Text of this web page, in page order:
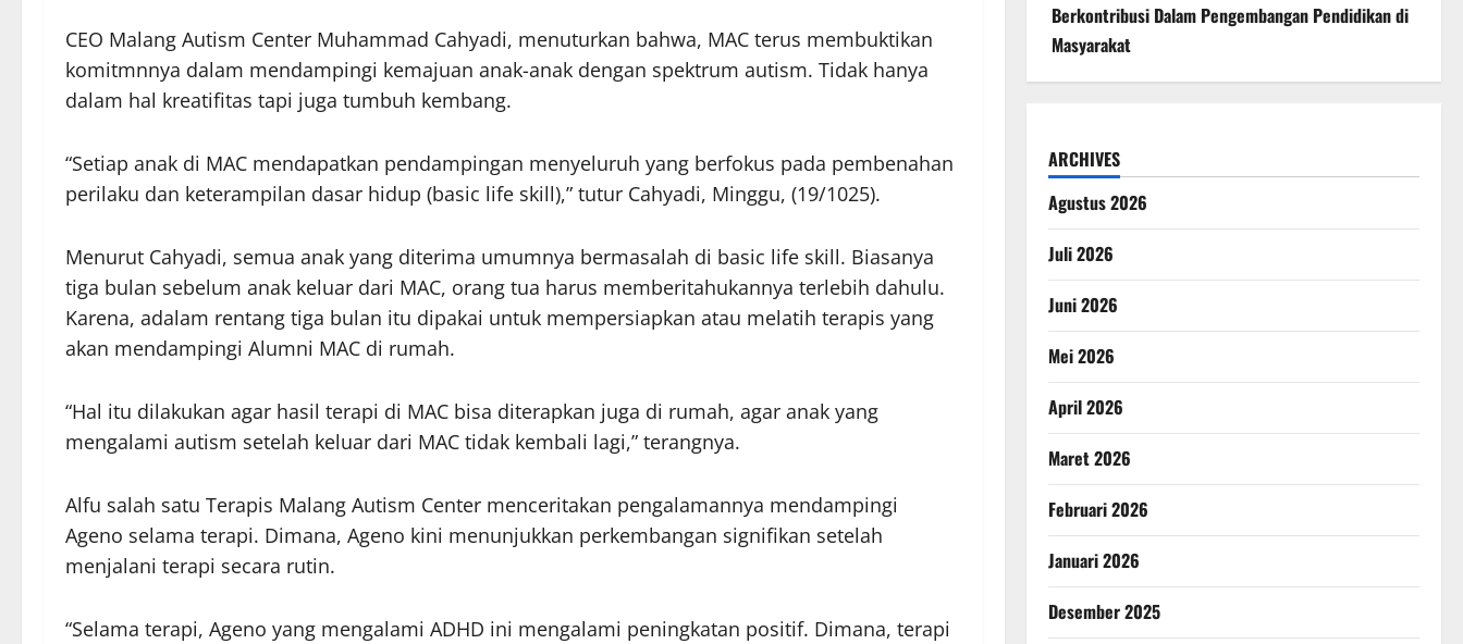
CEO Malang Autism Center Muhammad Cahyadi, menuturkan bahwa, MAC terus membuktikan
komitmnnya dalam mendampingi kemajuan anak-anak dengan spektrum autism. Tidak hanya
dalam hal kreatifitas tapi juga tumbuh kembang.
“Setiap anak di MAC mendapatkan pendampingan menyeluruh yang berfokus pada pembenahan
perilaku dan keterampilan dasar hidup (basic life skill),” tutur Cahyadi, Minggu, (19/1025).
Menurut Cahyadi, semua anak yang diterima umumnya bermasalah di basic life skill. Biasanya
tiga bulan sebelum anak keluar dari MAC, orang tua harus memberitahukannya terlebih dahulu.
Karena, adalam rentang tiga bulan itu dipakai untuk mempersiapkan atau melatih terapis yang
akan mendampingi Alumni MAC di rumah.
“Hal itu dilakukan agar hasil terapi di MAC bisa diterapkan juga di rumah, agar anak yang
mengalami autism setelah keluar dari MAC tidak kembali lagi,” terangnya.
Alfu salah satu Terapis Malang Autism Center menceritakan pengalamannya mendampingi
Ageno selama terapi. Dimana, Ageno kini menunjukkan perkembangan signifikan setelah
menjalani terapi secara rutin.
“Selama terapi, Ageno yang mengalami ADHD ini mengalami peningkatan positif. Dimana, terapi
Berkontribusi Dalam Pengembangan Pendidikan di
Masyarakat
ARCHIVES
Agustus 2026
Juli 2026
Juni 2026
Mei 2026
April 2026
Maret 2026
Februari 2026
Januari 2026
Desember 2025